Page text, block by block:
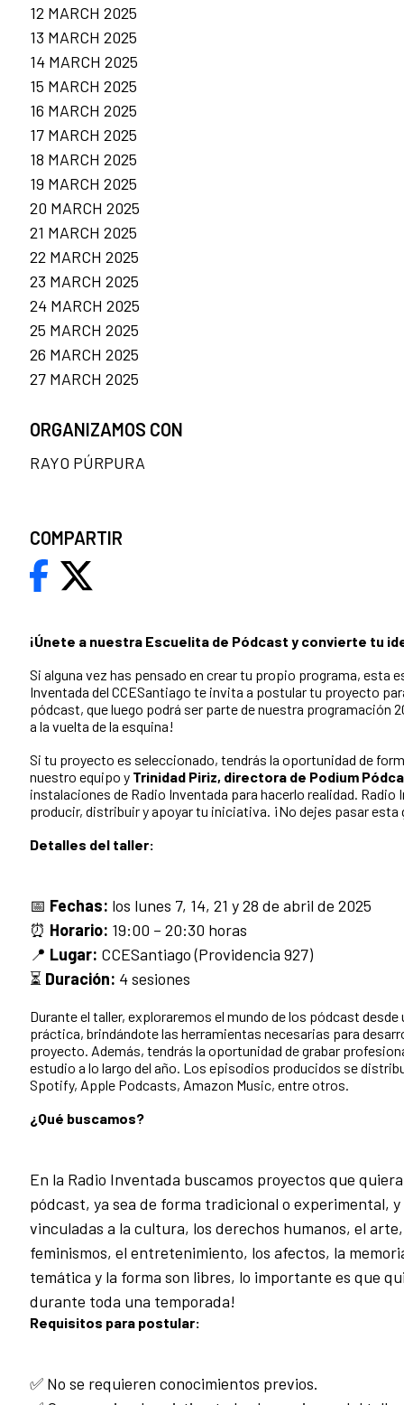
¡Únete a nuestra Escuelita de Pódcast y convierte tu
Si alguna vez has pensado en crear tu propio programa, esta
Inventada del CCESantiago te invita a postular tu proyecto
pódcast, que luego podrá ser parte de nuestra programación
a la vuelta de la esquina!
Si tu proyecto es seleccionado, tendrás la oportunidad de
nuestro equipo y Trinidad Piriz, directora de Podium
instalaciones de Radio Inventada para hacerlo realidad.
producir, distribuir y apoyar tu iniciativa. ¡No dejes pasar
Detalles del taller:
📅 Fechas: los lunes 7, 14, 21 y 28 de abril de 2025
⏰ Horario: 19:00 – 20:30 horas
📍 Lugar: CCESantiago (Providencia 927)
⏳ Duración: 4 sesiones
Durante el taller, exploraremos el mundo de los pódcast
práctica, brindándote las herramientas necesarias para
proyecto. Además, tendrás la oportunidad de grabar
estudio a lo largo del año. Los episodios producidos se
Spotify, Apple Podcasts, Amazon Music, entre otros.
¿Qué buscamos?
En la Radio Inventada buscamos proyectos que
pódcast, ya sea de forma tradicional o experimental,
vinculadas a la cultura, los derechos humanos, el
feminismos, el entretenimiento, los afectos, la
temática y la forma son libres, lo importante es que
durante toda una temporada!
Requisitos para postular:
✅ No se requieren conocimientos previos.
12 MARCH 2025
13 MARCH 2025
14 MARCH 2025
15 MARCH 2025
16 MARCH 2025
17 MARCH 2025
18 MARCH 2025
19 MARCH 2025
20 MARCH 2025
21 MARCH 2025
22 MARCH 2025
23 MARCH 2025
24 MARCH 2025
25 MARCH 2025
26 MARCH 2025
27 MARCH 2025
ORGANIZAMOS CON
RAYO PÚRPURA
COMPARTIR